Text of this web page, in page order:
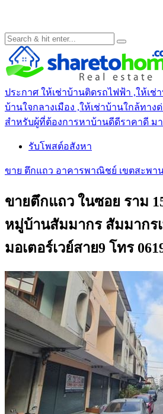
ประกาศ ให้เช่าบ้านติดรถไฟฟ้า ,ให้เช่
บ้านใจกลางเมือง ,ให้เช่าบ้านใกล้ทา
สำหรับผู้ที่ต้องการหาบ้านดีดีราคาดี
รับโพสต์อสังหา
ขาย ตึกแถว อาคารพาณิชย์ เขตสะพา
ขายตึกแถว ในซอย ราม
หมู่บ้านสัมมากร สัมมากร
มอเตอร์เวย์สาย9 โทร